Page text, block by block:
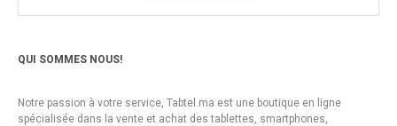
QUI SOMMES NOUS!
Notre passion à votre service, Tabtel.ma est une boutique en ligne
spécialisée dans la vente et achat des tablettes, smartphones,